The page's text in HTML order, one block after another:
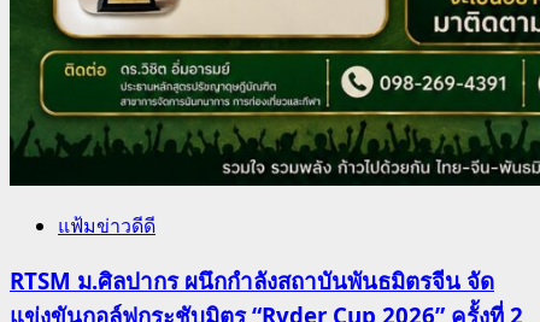
แฟ้มข่าวดีดี
RTSM ม.ศิลปากร ผนึกกำลังสถาบันพันธมิตรจีน จัด
แข่งขันกอล์ฟกระชับมิตร “Ryder Cup 2026” ครั้งที่ 2